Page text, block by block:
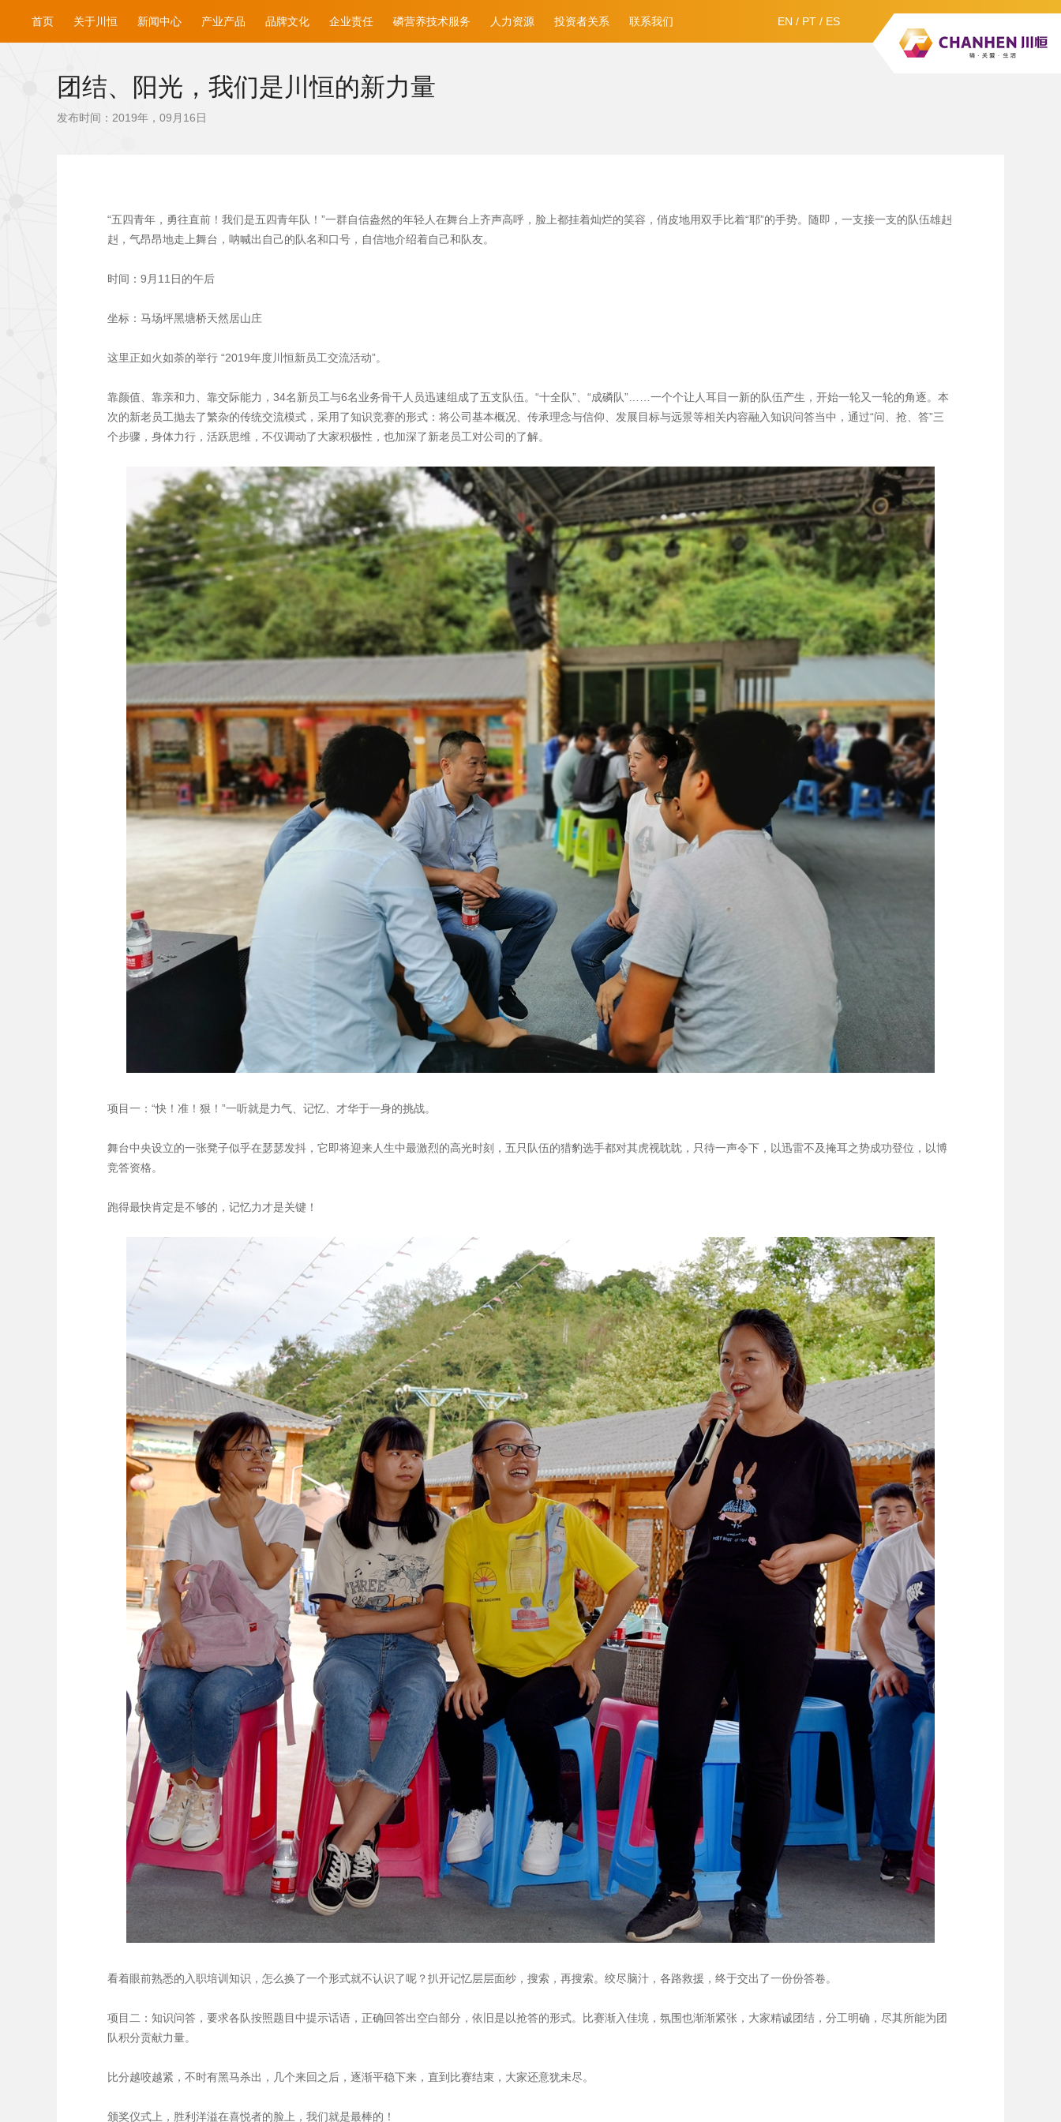
EN / PT / ES
首页 关于川恒 新闻中心 产业产品 品牌文化 企业责任 磷营养技术服务 人力资源 投资者关系 联系我们
团结、阳光，我们是川恒的新力量
发布时间：2019年，09月16日
“五四青年，勇往直前！我们是五四青年队！”一群自信盎然的年轻人在舞台上齐声高呼，脸上都挂着灿烂的笑容，俏皮地用双手比着“耶”的手势。随即，一支接一支的队伍雄赳
赳，气昂昂地走上舞台，呐喊出自己的队名和口号，自信地介绍着自己和队友。
时间：9月11日的午后
坐标：马场坪黑塘桥天然居山庄
这里正如火如荼的举行 “2019年度川恒新员工交流活动”。
靠颜值、靠亲和力、靠交际能力，34名新员工与6名业务骨干人员迅速组成了五支队伍。“十全队”、“成磷队”……一个个让人耳目一新的队伍产生，开始一轮又一轮的角逐。本
次的新老员工抛去了繁杂的传统交流模式，采用了知识竞赛的形式：将公司基本概况、传承理念与信仰、发展目标与远景等相关内容融入知识问答当中，通过“问、抢、答”三
个步骤，身体力行，活跃思维，不仅调动了大家积极性，也加深了新老员工对公司的了解。
项目一：“快！准！狠！”一听就是力气、记忆、才华于一身的挑战。
舞台中央设立的一张凳子似乎在瑟瑟发抖，它即将迎来人生中最激烈的高光时刻，五只队伍的猎豹选手都对其虎视眈眈，只待一声令下，以迅雷不及掩耳之势成功登位，以博
竞答资格。
跑得最快肯定是不够的，记忆力才是关键！
看着眼前熟悉的入职培训知识，怎么换了一个形式就不认识了呢？扒开记忆层层面纱，搜索，再搜索。绞尽脑汁，各路救援，终于交出了一份份答卷。
项目二：知识问答，要求各队按照题目中提示话语，正确回答出空白部分，依旧是以抢答的形式。
比赛渐入佳境，氛围也渐渐紧张，大家精诚团结，分工明确，尽其所能为团
队积分贡献力量。
比分越咬越紧，不时有黑马杀出，几个来回之后，逐渐平稳下来，直到比赛结束，大家还意犹未尽。
颁奖仪式上，胜利洋溢在喜悦者的脸上，我们就是最棒的！